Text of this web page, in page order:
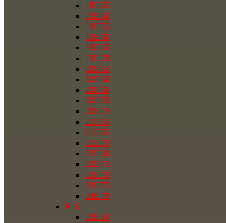
185/65
195/50
195/55
195/60
195/65
195/70
205/55
205/60
205/65
205/70
205/75
215/55
215/65
215/70
225/60
225/75
235/70
235/75
245/70
R16
185/50